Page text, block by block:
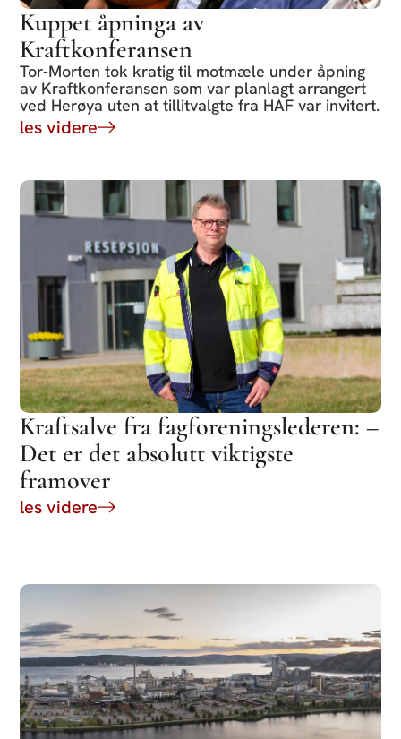
Kuppet åpninga av
Kraftkonferansen
Tor-Morten tok kratig til motmæle under åpning
av Kraftkonferansen som var planlagt arrangert
ved Herøya uten at tillitvalgte fra HAF var invitert.
les videre
Kraftsalve fra fagforeningslederen: –
Det er det absolutt viktigste
framover
les videre